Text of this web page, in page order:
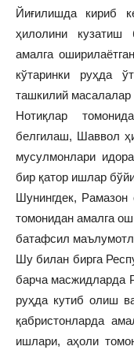
Йиғилишда кириб
ҳилолини кузатиш
амалга
кўтаринки руҳда
ташкилий масалалар
Нотиқлар
белгилаш, Шаввол
мусулмонлари
бир қатор ишлар
Шунингдек,
томонидан амалга
батафсил
Шу билан бирга
барча масжидларда
руҳда кутиб олиш
қабристонларда
ишлари, аҳоли